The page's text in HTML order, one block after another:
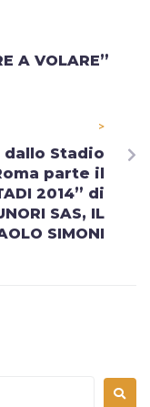
A VOLARE”
>
dallo Stadio
parte il
2014” di
SAS, IL
SIMONI